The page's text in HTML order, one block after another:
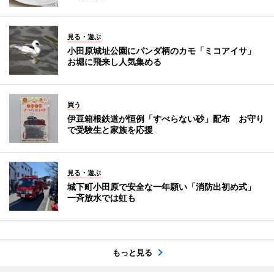
見る・遊ぶ
小田原城址公園にパンダ柄のカモ「ミコアイサ」
お堀に飛来し人気集める
買う
伊豆箱根鉄道が恒例「すべらない砂」配布 お守り
で受験生と家族を応援
見る・遊ぶ
城下町小田原で安全な一年願い「消防出初め式」
一斉放水では虹も
もっと見る